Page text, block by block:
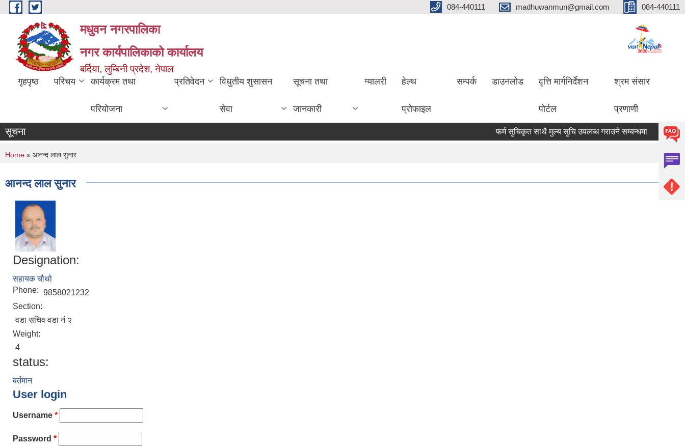
Skip to main content 084-440111 madhuwanmun@gmail.com 084-440111
मधुवन नगरपालिका
नगर कार्यपालिकाको कार्यालय
बर्दिया, लुम्बिनी प्रदेश, नेपाल
गृहपृष्ठ परिचय कार्यक्रम तथा
परियोजना
प्रतिवेदन विधुतीय शुसासन
सेवा
सूचना तथा
जानकारी
ग्यालरी हेल्थ
प्रोफाइल
सम्पर्क डाउनलोड वृत्ति मार्गनिर्देशन
पोर्टल
श्रम संसार
प्रणाणी
सूचना फर्म सुचिकृत साथै मुल्य सुचि उपलब्ध गराउने सम्बन्धमा मृगौला
You are here
Home » आनन्द लाल सुनार
आनन्द लाल सुनार
Designation:
सहायक चौथो
Phone: 9858021232
Section:
वडा सचिव वडा नं २
Weight:
4
status:
बर्तमान
User login
Username *
Password *